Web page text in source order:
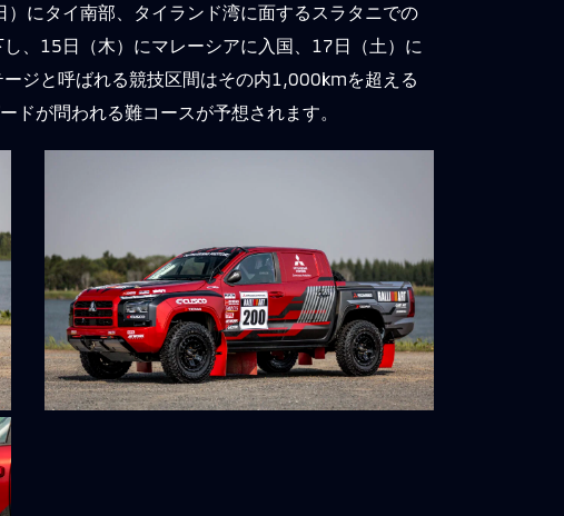
にタイ南部、タイランド湾に面するスラタニでの
、15日（木）にマレーシアに入国、17日（土）に
ジと呼ばれる競技区間はその内1,000kmを超える
ドが問われる難コースが予想されます。